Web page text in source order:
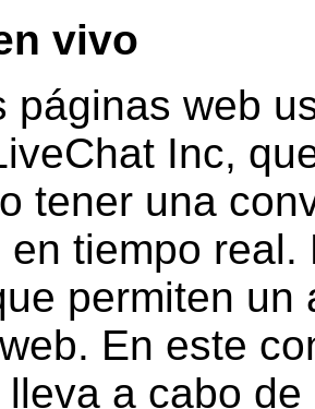
vivo
páginas web
Inc,
tener una
en tiempo
permiten
En este
a cabo